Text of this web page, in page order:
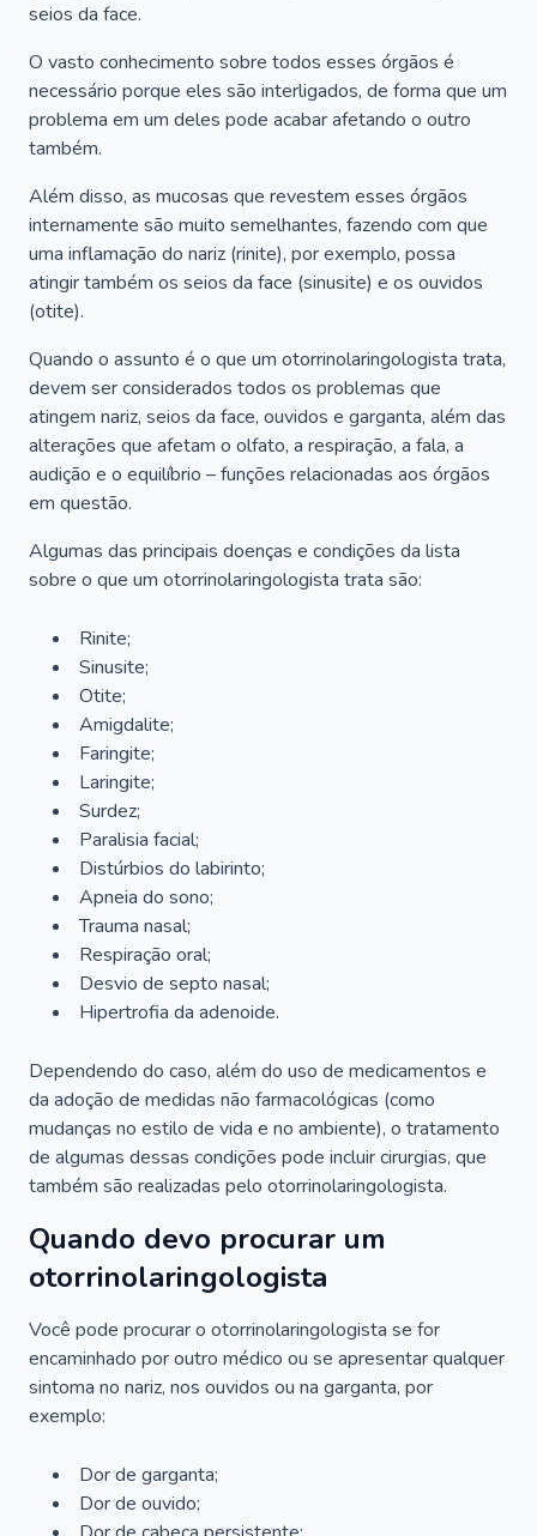
seios da face.
O vasto conhecimento sobre todos esses órgãos é
necessário porque eles são interligados, de forma que um
problema em um deles pode acabar afetando o outro
também.
Além disso, as mucosas que revestem esses órgãos
internamente são muito semelhantes, fazendo com que
uma inflamação do nariz (rinite), por exemplo, possa
atingir também os seios da face (sinusite) e os ouvidos
(otite).
Quando o assunto é o que um otorrinolaringologista trata,
devem ser considerados todos os problemas que
atingem nariz, seios da face, ouvidos e garganta, além das
alterações que afetam o olfato, a respiração, a fala, a
audição e o equilíbrio – funções relacionadas aos órgãos
em questão.
Algumas das principais doenças e condições da lista
sobre o que um otorrinolaringologista trata são:
Rinite;
Sinusite;
Otite;
Amigdalite;
Faringite;
Laringite;
Surdez;
Paralisia facial;
Distúrbios do labirinto;
Apneia do sono;
Trauma nasal;
Respiração oral;
Desvio de septo nasal;
Hipertrofia da adenoide.
Dependendo do caso, além do uso de medicamentos e
da adoção de medidas não farmacológicas (como
mudanças no estilo de vida e no ambiente), o tratamento
de algumas dessas condições pode incluir cirurgias, que
também são realizadas pelo otorrinolaringologista.
Quando devo procurar um
otorrinolaringologista
Você pode procurar o otorrinolaringologista se for
encaminhado por outro médico ou se apresentar qualquer
sintoma no nariz, nos ouvidos ou na garganta, por
exemplo:
Dor de garganta;
Dor de ouvido;